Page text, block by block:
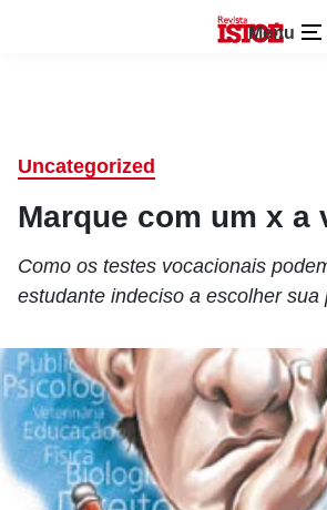
Menu
Uncategorized
Marque com um x a
Como os testes vocacionais
estudante indeciso a escolher sua